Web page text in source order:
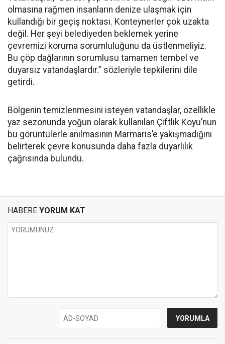
olmasına rağmen insanların denize ulaşmak için
kullandığı bir geçiş noktası. Konteynerler çok uzakta
değil. Her şeyi belediyeden beklemek yerine
çevremizi koruma sorumluluğunu da üstlenmeliyiz.
Bu çöp dağlarının sorumlusu tamamen tembel ve
duyarsız vatandaşlardır.” sözleriyle tepkilerini dile
getirdi.
Bölgenin temizlenmesini isteyen vatandaşlar, özellikle
yaz sezonunda yoğun olarak kullanılan Çiftlik Koyu’nun
bu görüntülerle anılmasının Marmaris’e yakışmadığını
belirterek çevre konusunda daha fazla duyarlılık
çağrısında bulundu.
HABERE YORUM KAT